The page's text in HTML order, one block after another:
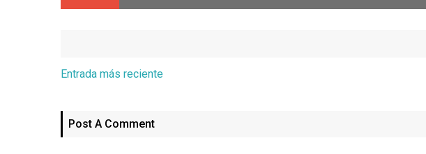
Entrada más reciente
Post A Comment